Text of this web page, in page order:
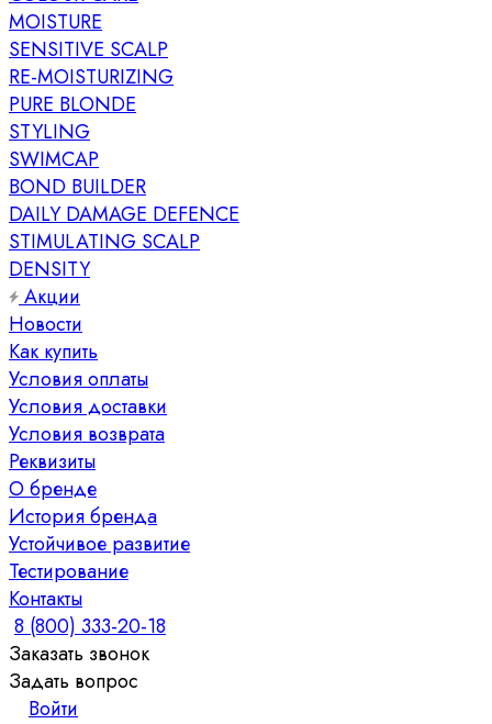
MOISTURE
SENSITIVE SCALP
RE-MOISTURIZING
PURE BLONDE
STYLING
SWIMCAP
BOND BUILDER
DAILY DAMAGE DEFENCE
STIMULATING SCALP
DENSITY
Акции
Новости
Как купить
Условия оплаты
Условия доставки
Условия возврата
Реквизиты
О бренде
История бренда
Устойчивое развитие
Тестирование
Контакты
8 (800) 333-20-18
Заказать звонок
Задать вопрос
Войти